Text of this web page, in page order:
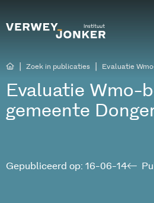
Zoek in publicaties Evaluatie
Evaluatie Wmo-
gemeente
Gepubliceerd op: 16-06-14